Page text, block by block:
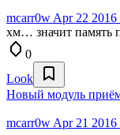
mcarr0w Apr 22 2016
хм… значит память
0
Look
Новый модуль
mcarr0w Apr 21 2016